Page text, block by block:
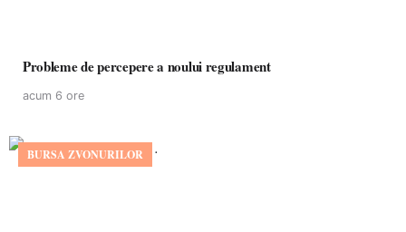
Probleme de percepere a noului regulament
acum 6 ore
BURSA ZVONURILOR